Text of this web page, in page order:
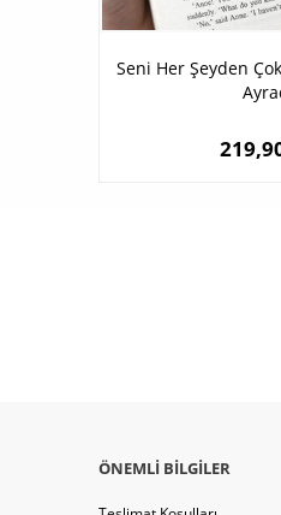
Seni Her Şeyden
ÖNEMLI BILGILER